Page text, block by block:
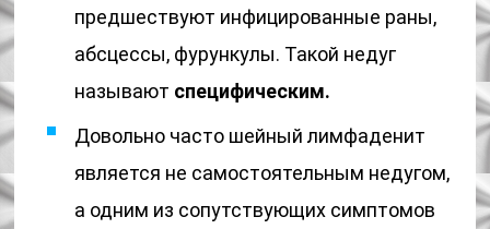
предшествуют инфицированные раны,
абсцессы, фурункулы. Такой недуг
называют специфическим.
Довольно часто шейный лимфаденит
является не самостоятельным недугом,
а одним из сопутствующих симптомов